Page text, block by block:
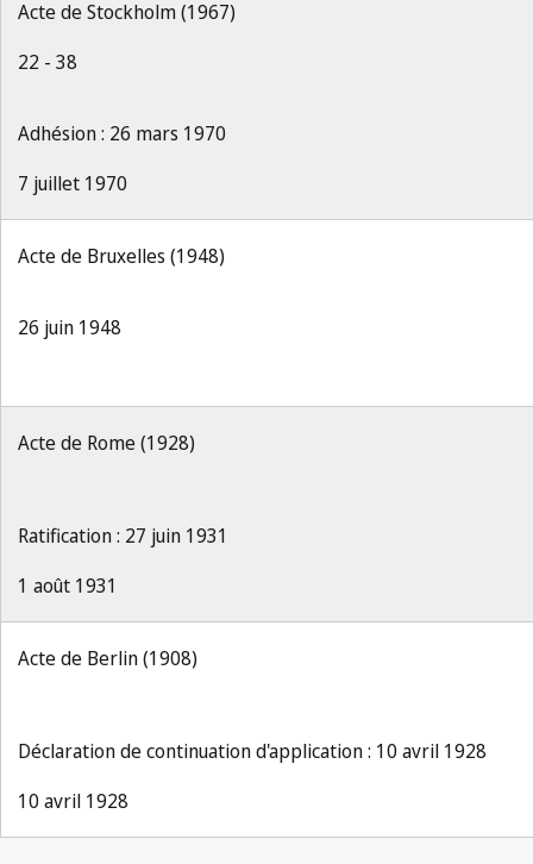
Acte de Stockholm (1967)
22 - 38
Adhésion : 26 mars 1970
7 juillet 1970
Acte de Bruxelles (1948)
26 juin 1948
Acte de Rome (1928)
Ratification : 27 juin 1931
1 août 1931
Acte de Berlin (1908)
Déclaration de continuation d'application : 10 avril 1928
10 avril 1928